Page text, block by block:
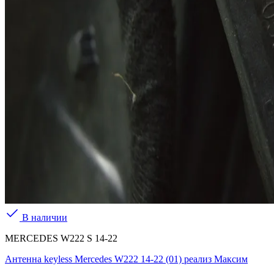
В наличии
MERCEDES W222 S 14-22
Антенна keyless Mercedes W222 14-22 (01) реализ Максим